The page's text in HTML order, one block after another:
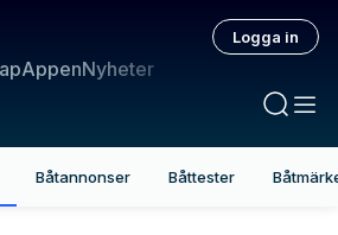
AppenNyheter
Logga in
Båtannonser Båttester